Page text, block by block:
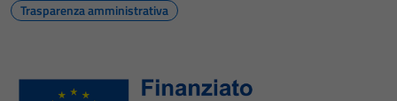
Trasparenza amministrativa